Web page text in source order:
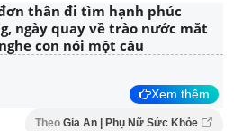
thân đi tìm hạnh phúc
ngày quay về trào nước mắt
con nói một câu
Xem thêm
Theo Gia An | Phụ Nữ Sức Khỏe